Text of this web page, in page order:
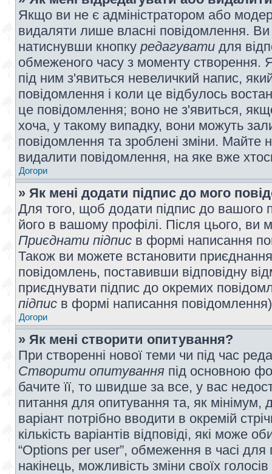
Якщо ви не є адміністратором або
видаляти лише власні повідомлення.
натиснувши кнопку редагувати для
обмеженого часу з моменту створення.
під ним з'явиться невеличкий напис,
повідомлення і коли це відбулось
це повідомлення; воно не з'явиться,
хоча, у такому випадку, вони можуть
повідомлення та зроблені зміни. Майте
видалити повідомлення, на яке вже
Догори
» Як мені додати підпис до мого
Для того, щоб додати підпис до вашого
його в вашому профілі. Після цього, ви
Приєднати підпис в формі написання
Також ви можете встановити
повідомлень, поставивши відповідну
приєднувати підпис до окремих
підпис в формі написання
Догори
» Як мені створити опитування?
При створенні нової теми чи під час
Створити опитування під основною
бачите її, то швидше за все, у вас
питання для опитування та, як мінімум,
варіант потрібно вводити в окремій
кількість варіантів відповіді, які може
“Options per user”, обмеження в часі для
накінець, можливість зміни своїх